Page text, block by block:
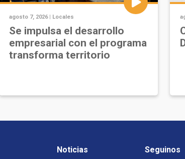
agosto 7, 2026 | Locales
Se impulsa el desarrollo
empresarial con el programa
transforma territorio
Noticias Seguinos